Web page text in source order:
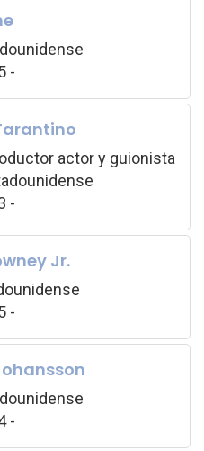
-
actor y guionista
-
Jr.
-
-